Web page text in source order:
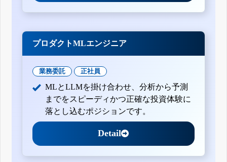
プロダクトMLエンジニア
業務委託 正社員
MLとLLMを掛け合わせ、分析から予測
までをスピーディかつ正確な投資体験に
落とし込むポジションです。
Detail